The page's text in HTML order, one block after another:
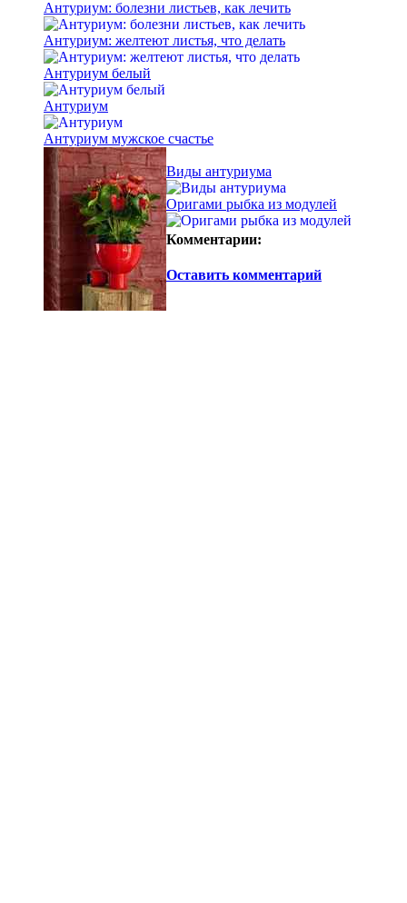
Антуриум: болезни листьев, как лечить
Антуриум: желтеют листья, что делать
Антуриум белый
Антуриум
Антуриум мужское счастье
Виды антуриума
Оригами рыбка из модулей
Комментарии:
Оставить комментарий